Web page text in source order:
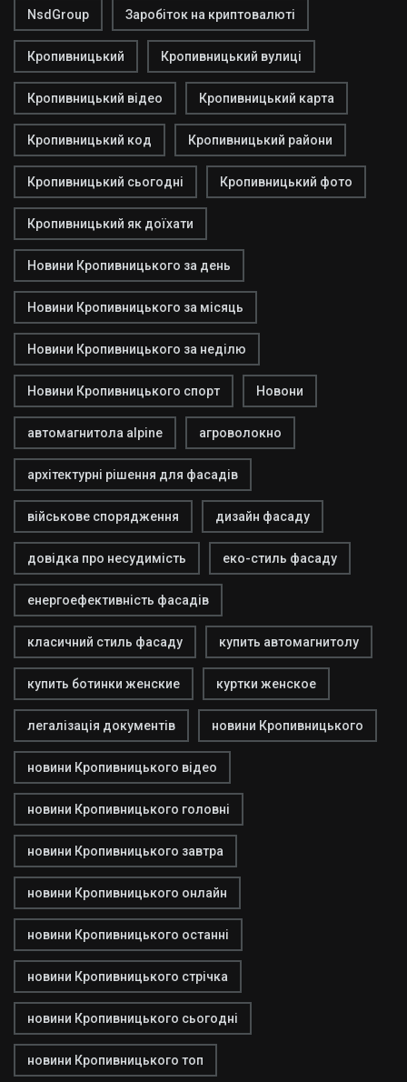
NsdGroup Заробіток на криптовалюті
Кропивницький Кропивницький вулиці
Кропивницький відео Кропивницький карта
Кропивницький код Кропивницький райони
Кропивницький сьогодні Кропивницький фото
Кропивницький як доїхати
Новини Кропивницького за день
Новини Кропивницького за місяць
Новини Кропивницького за неділю
Новини Кропивницького спорт Новони
автомагнитола alpine агроволокно
архітектурні рішення для фасадів
військове спорядження дизайн фасаду
довідка про несудимість еко-стиль фасаду
енергоефективність фасадів
класичний стиль фасаду купить автомагнитолу
купить ботинки женские куртки женское
легалізація документів новини Кропивницького
новини Кропивницького відео
новини Кропивницького головні
новини Кропивницького завтра
новини Кропивницького онлайн
новини Кропивницького останні
новини Кропивницького стрічка
новини Кропивницького сьогодні
новини Кропивницького топ